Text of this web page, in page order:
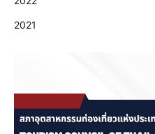
2021